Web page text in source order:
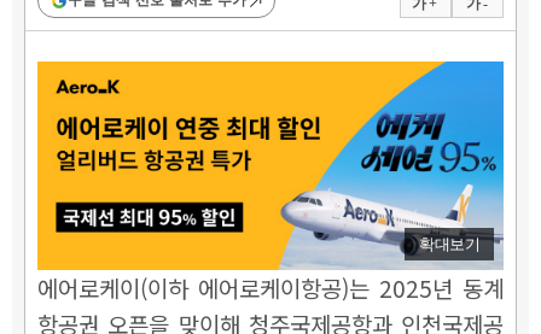
가 + 가 -
확대보기
에어로케이(이하 에어로케이항공)는 2025년 동계
항공권 오픈을 맞이해 청주국제공항과 인천국제공